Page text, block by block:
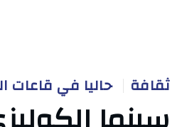
ثقافة حاليا في قاعات